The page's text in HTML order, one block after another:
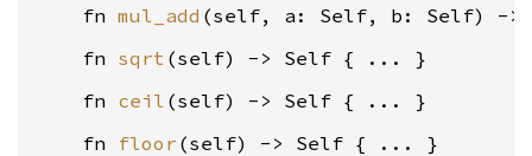
    fn
mul_add
    fn
sqrt
    fn
ceil
    fn
floor